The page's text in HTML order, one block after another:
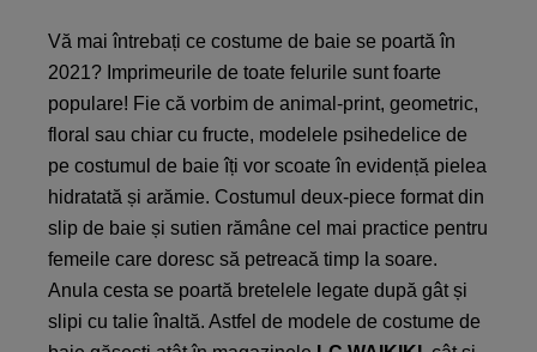
Vă mai întrebați ce costume de baie se poartă în
2021? Imprimeurile de toate felurile sunt foarte
populare! Fie că vorbim de animal-print, geometric,
floral sau chiar cu fructe, modelele psihedelice de
pe costumul de baie îți vor scoate în evidență pielea
hidratată și arămie. Costumul deux-piece format din
slip de baie și sutien rămâne cel mai practice pentru
femeile care doresc să petreacă timp la soare.
Anula cesta se poartă bretelele legate după gât și
slipi cu talie înaltă. Astfel de modele de costume de